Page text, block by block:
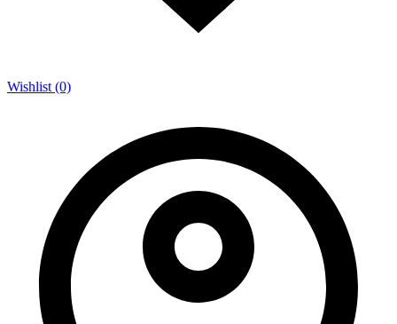
Wishlist (0)